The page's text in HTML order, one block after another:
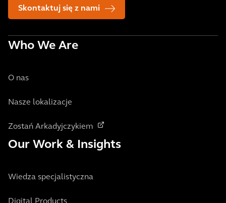
Skontaktuj się z nami
Who We Are
O nas
Nasze lokalizacje
Zostań Arkadyjczykiem
Our Work & Insights
Wiedza specjalistyczna